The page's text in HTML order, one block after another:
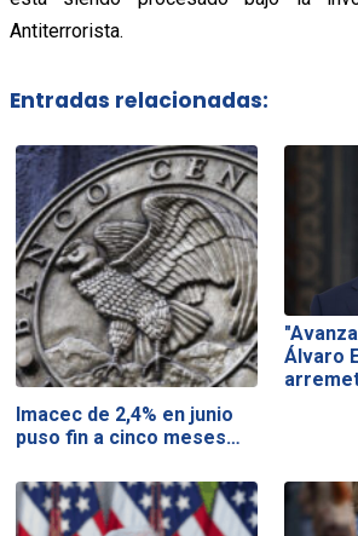
Antiterrorista.
Entradas relacionadas:
Imacec de 2,4% en junio
puso fin a cinco meses…
Álvaro